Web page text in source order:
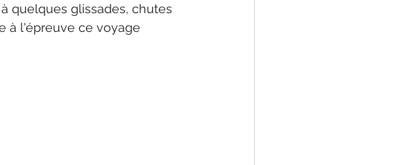
quelques glissades, chutes
à l'épreuve ce voyage